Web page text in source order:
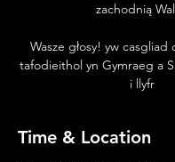
zachodnią
Wasze głosy! yw
tafodieithol yn Gymraeg a
i llyfr
Time & Location